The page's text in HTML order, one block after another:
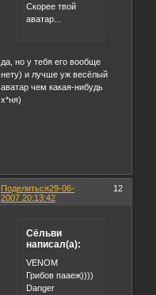
Скорее твой
аватар...
да, но у тебя его вообще
нету) и лучше уж весёлый
аватар чем какая-нибудь
х*ня)
Поделиться 12
29-06-
2007 20:13:42
Сёльви
написал(а):
VENOM
Грибов пааеж))))
Danger